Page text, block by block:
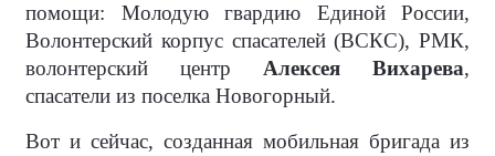
помощи: Молодую гвардию Единой России,
Волонтерский корпус спасателей (ВСКС), РМК,
волонтерский центр Алексея Вихарева,
спасатели из поселка Новогорный.
Вот и сейчас, созданная мобильная бригада из